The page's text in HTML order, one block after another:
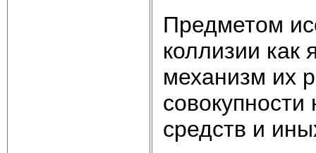
Предметом
коллизии как
механизм их
средств и